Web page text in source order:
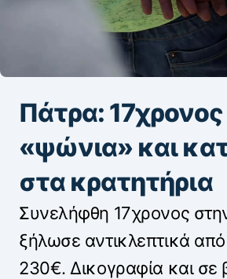
Πάτρα: 17χρονος
«ψώνια» και
στα κρατητήρια
Συνελήφθη 17χρονος
ξήλωσε αντικλεπτικά
230€. Δικογραφία και σε